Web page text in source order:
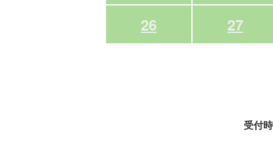
26
27
受付